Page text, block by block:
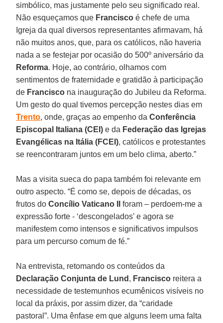
simbólico, mas justamente pelo seu significado real.
Não esqueçamos que Francisco é chefe de uma
Igreja da qual diversos representantes afirmavam, há
não muitos anos, que, para os católicos, não haveria
nada a se festejar por ocasião do 500º aniversário da
Reforma. Hoje, ao contrário, olhamos com
sentimentos de fraternidade e gratidão à participação
de Francisco na inauguração do Jubileu da Reforma.
Um gesto do qual tivemos percepção nestes dias em
Trento, onde, graças ao empenho daConferência
Episcopal Italiana (CEI) e da Federação das Igrejas
Evangélicas na Itália (FCEI), católicos e protestantes
se reencontraram juntos em um belo clima, aberto.”
Mas a visita sueca do papa também foi relevante em
outro aspecto. “É como se, depois de décadas, os
frutos doConcílio Vaticano II
foram – perdoem-me a
expressão forte - ‘descongelados’ e agora se
manifestem como intensos e significativos impulsos
para um percurso comum de fé.”
Na entrevista, retomando os conteúdos da
Declaração Conjunta de Lund , Francisco reitera a
necessidade de testemunhos ecumênicos visíveis no
local da práxis, por assim dizer, da “caridade
pastoral”. Uma ênfase em que alguns leem uma falta